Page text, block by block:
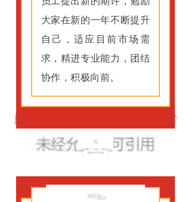
大家在新的一年不断提升
自己，适应目前市场需
求，精进专业能力，团结
协作，积极向前。
04
钟世民